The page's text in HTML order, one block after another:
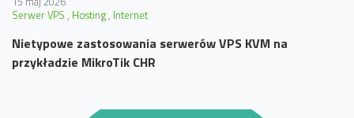
Serwer VPS Hosting Internet
Nietypowe zastosowania serwerów VPS KVM na
przykładzie MikroTik CHR